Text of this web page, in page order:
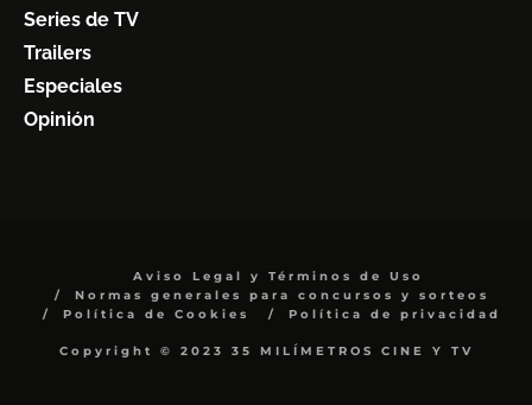
Series de TV
Trailers
Especiales
Opinión
Aviso Legal y Términos de Uso
Normas generales para concursos y sorteos
Política de Cookies
Política de privacidad
Copyright © 2023 35 MILÍMETROS CINE Y TV